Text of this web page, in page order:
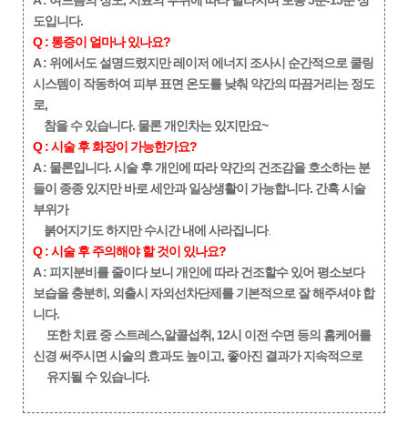
도입니다.
Q : 통증이 얼마나 있나요?
A : 위에서도 설명드렸지만 레이저 에너지 조사시 순간적으로 쿨링
시스템이 작동하여 피부 표면 온도를 낮춰 약간의 따끔거리는 정도
로,
참을 수있습니다. 물론 개인차는 있지만요~
Q : 시술 후 화장이 가능한가요?
A : 물론입니다. 시술 후 개인에 따라 약간의 건조감을 호소하는 분
들이 종종 있지만 바로 세안과 일상생활이 가능합니다. 간혹 시술
부위가
붉어지기도 하지만 수시간 내에 사라집니다.
Q : 시술 후 주의해야 할 것이 있나요?
A : 피지분비를 줄이다 보니 개인에 따라 건조할수 있어 평소보다
보습을 충분히, 외출시 자외선차단제를 기본적으로 잘 해주셔야 합
니다.
또한 치료 중 스트레스,알콜섭취, 12시 이전 수면 등의 홈케어를
신경 써주시면 시술의 효과도 높이고, 좋아진 결과가 지속적으로
유지될 수 있습니다.